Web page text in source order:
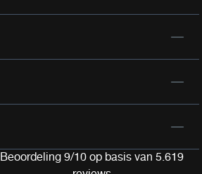
Beoordeling 9/10 op basis van 5.619